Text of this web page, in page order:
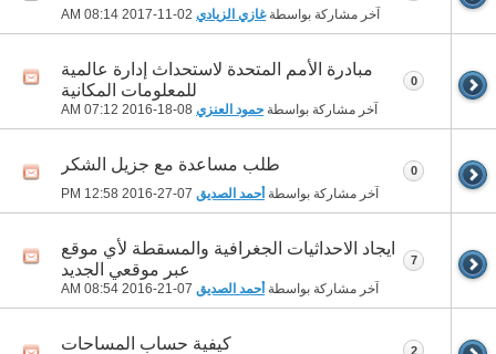
آخر مشاركة بواسطةغازي الزيادي 08:14 AM
مبادرة الأمم المتحدة لاستحداث إدارة عالمية
للمعلومات المكانية
آخر مشاركة بواسطة حمود العنزي 07:12 AM
0
طلب مساعدة مع جزيل الشكر
آخر مشاركة بواسطة أحمد الصديق 12:58 PM
0
ايجاد الاحداثيات الجغرافية والمسقطة لأي موقع
عبر موقعي الجديد
آخر مشاركة بواسطة أحمد الصديق 08:54 AM
7
كيفية حساب المساحات 2